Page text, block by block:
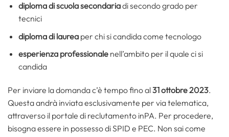
diploma di scuola secondariadi secondo grado per
tecnici
diploma di laurea per chi si candida come tecnologo
esperienza professionale nell’ambito per il quale ci si
candida
Per inviare la domanda c’è tempo fino al31 ottobre 2023.
Questa andrà inviata esclusivamente per via telematica,
attraverso il portale di reclutamento inPA. Per procedere,
bisogna essere in possesso di SPID e PEC. Non sai come